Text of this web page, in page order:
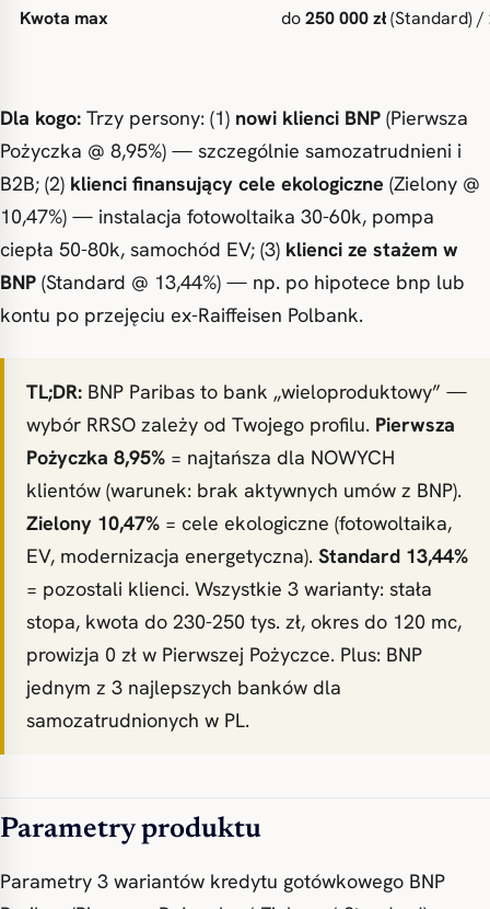
Kwota max do250 000 zł(Standard) /
Dla kogo: Trzy persony: (1) nowi klienci BNP (Pierwsza
Pożyczka @ 8,95%) — szczególnie samozatrudnieni i
B2B; (2) klienci finansujący cele ekologiczne (Zielony @
10,47%) — instalacja fotowoltaika 30-60k, pompa
ciepła 50-80k, samochód EV; (3) klienci ze stażem w
BNP (Standard @ 13,44%) — np. po hipotece bnp lub
kontu po przejęciu ex-Raiffeisen Polbank.
TL;DR: BNP Paribas to bank „wieloproduktowy” —
wybór RRSO zależy od Twojego profilu. Pierwsza
Pożyczka 8,95% = najtańsza dla NOWYCH
klientów (warunek: brak aktywnych umów z BNP).
Zielony 10,47% = cele ekologiczne (fotowoltaika,
EV, modernizacja energetyczna). Standard 13,44%
= pozostali klienci. Wszystkie 3 warianty: stała
stopa, kwota do 230-250 tys. zł, okres do 120 mc,
prowizja 0 zł w Pierwszej Pożyczce. Plus: BNP
jednym z 3 najlepszych banków dla
samozatrudnionych w PL.
Parametry produktu
Parametry 3 wariantów kredytu gotówkowego BNP